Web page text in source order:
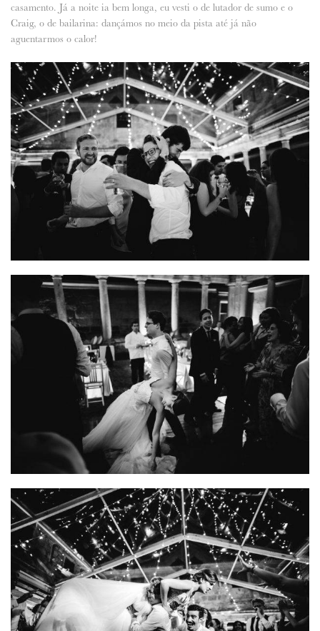
casamento. Já a noite ia bem longa, eu vesti o de lutador de sumo e o
Craig, o de bailarina: dançámos no meio da pista até já não
aguentarmos o calor!